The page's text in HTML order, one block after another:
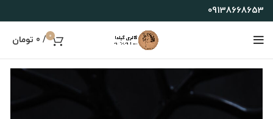
09138668653
0
/
0 تومان